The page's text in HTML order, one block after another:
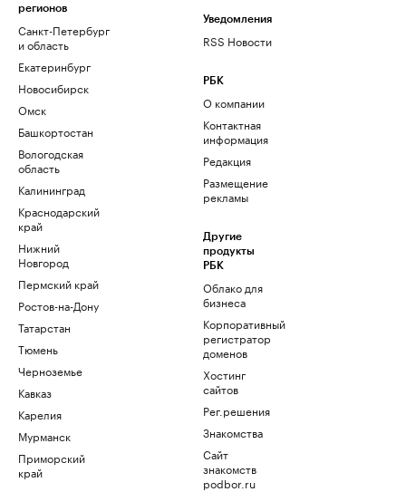
регионов
Санкт-Петербург
и область
Екатеринбург
Новосибирск
Омск
Башкортостан
Вологодская
область
Калининград
Краснодарский
край
Нижний
Новгород
Пермский край
Ростов-на-Дону
Татарстан
Тюмень
Черноземье
Кавказ
Карелия
Мурманск
Приморский
край
Уведомления
RSS Новости
РБК
О компании
Контактная
информация
Редакция
Размещение
рекламы
Другие
продукты
РБК
Облако для
бизнеса
Корпоративный
регистратор
доменов
Хостинг
сайтов
Рег.решения
Знакомства
Сайт
знакомств
podbor.ru